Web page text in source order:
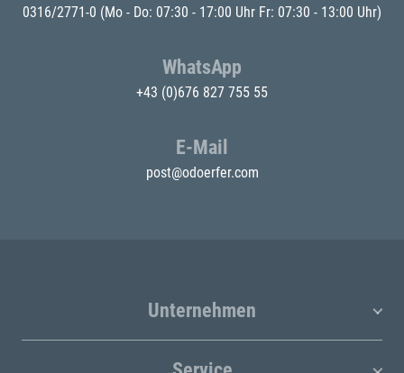
0316/2771-0 (Mo - Do: 07:30 - 17:00 Uhr Fr: 07:30 - 13:00 Uhr)
WhatsApp
+43 (0)676 827 755 55
E-Mail
post@odoerfer.com
Unternehmen